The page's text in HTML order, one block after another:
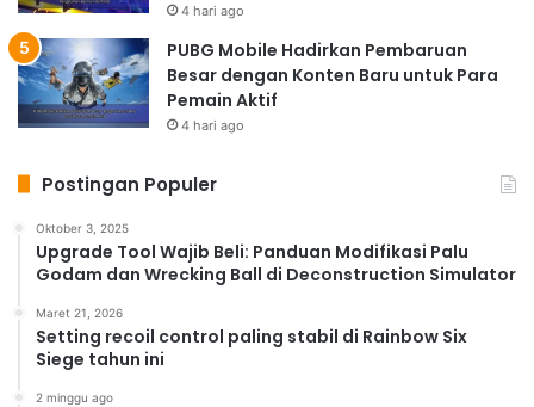
4 hari ago
PUBG Mobile Hadirkan Pembaruan
Besar dengan Konten Baru untuk Para
Pemain Aktif
4 hari ago
Postingan Populer
Oktober 3, 2025
Upgrade Tool Wajib Beli: Panduan Modifikasi Palu
Godam dan Wrecking Ball di Deconstruction Simulator
Maret 21, 2026
Setting recoil control paling stabil di Rainbow Six
Siege tahun ini
2 minggu ago